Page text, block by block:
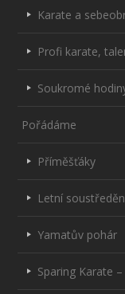
Karate a
Profi karate,
Soukromé
Pořádáme
Příměšťáky
Letní
Yamatův pohár
Sparing Karate